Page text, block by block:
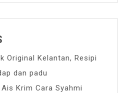
Original Kelantan, Resipi
dan padu
Krim Cara Syahmi